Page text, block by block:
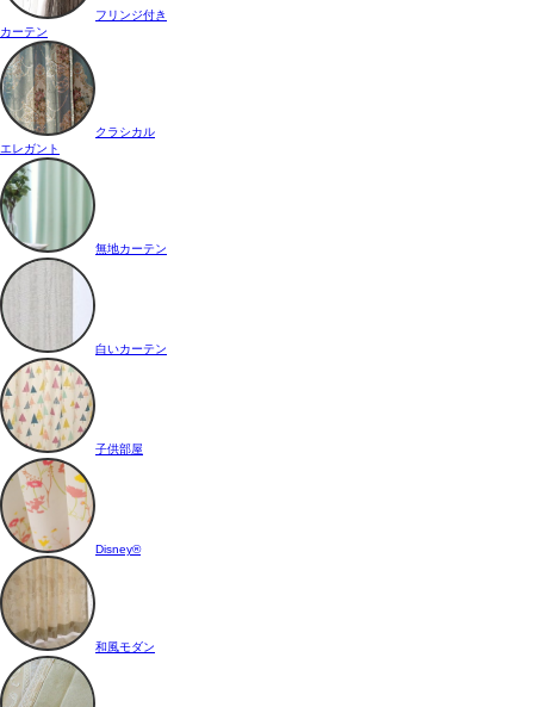
フリンジ付き
カーテン
クラシカル
エレガント
無地カーテン
白いカーテン
子供部屋
Disney®
和風モダン